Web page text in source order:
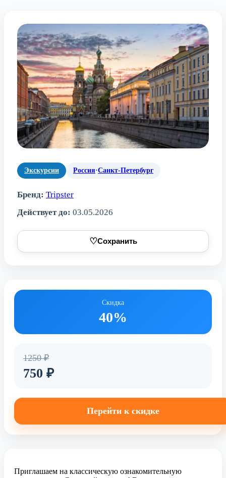
Экскурсии Россия·Санкт-Петербург
Бренд: Tripster
Действует до: 03.05.2026
♡Сохранить
Скидка
40%
1250 ₽
750 ₽
Перейти к скидке
Приглашаем на классическую ознакомительную